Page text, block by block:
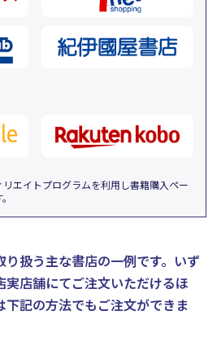
エイトプログラムを利用し書籍購入ペー
扱う主な書店の一例です。 いず
店舗にてご注文いただけるほ
記の方法でもご注文ができま